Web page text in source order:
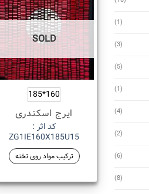
(1)
(3)
(5)
(1)
(4)
(2)
(6)
(8)
SOLD
160*185
ایرج اسکندری
کد اثر :
ZG1IE160X185U15
ترکیب مواد روی تخته